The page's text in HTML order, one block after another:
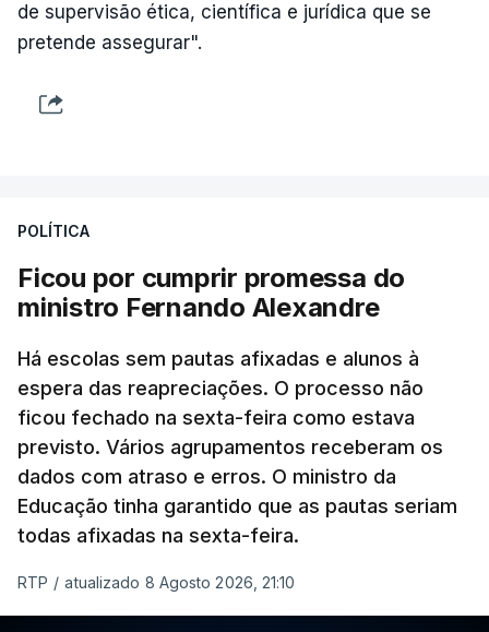
de supervisão ética, científica e jurídica que se
pretende assegurar".
POLÍTICA
Ficou por cumprir promessa do
ministro Fernando Alexandre
Há escolas sem pautas afixadas e alunos à
espera das reapreciações. O processo não
ficou fechado na sexta-feira como estava
previsto. Vários agrupamentos receberam os
dados com atraso e erros. O ministro da
Educação tinha garantido que as pautas seriam
todas afixadas na sexta-feira.
RTP / atualizado 8 Agosto 2026, 21:10